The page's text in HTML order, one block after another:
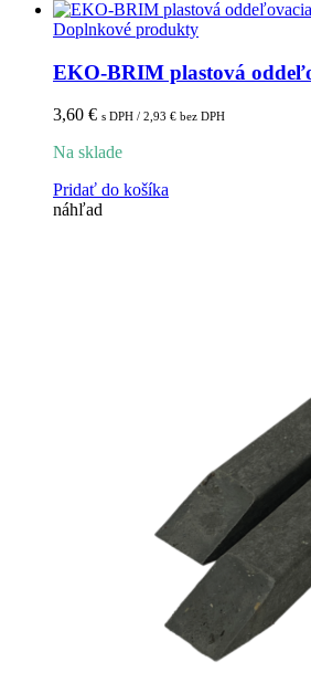
Doplnkové produkty
EKO-BRIM plastová
3,60 € s DPH / 2,93 € bez DPH
Na sklade
Pridať do košíka
náhľad